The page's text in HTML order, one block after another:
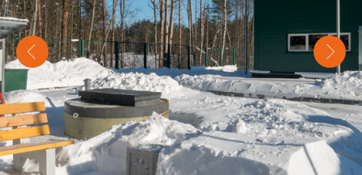
ПЕРВИЧНЫЕ ОТСТОЙНИКИ/
ОСВЕТЛИТЕЛИ)
СТАДИЯ БИОЛОГИЧЕСКОЙ ОЧИСТКИ -
ОКИСЛЕНИЕ ПРИСУТСТВУЮЩЕЙ В
УСЛОВНО ОСВЕТЛЕННОЙ ВОДЕ
ОРГАНИЧЕСКИХ ВЕЩЕСТВ,
МИКРООРГАНИЗМАМИ (АКТИВНЫЙ ИЛ)
СТАДИЯ ОБЕЗЗАРАЖИВАНИЕ
БИОЛОГИЧЕСКИ-ОЧИЩЕННЫХ
СТОЧНЫХ ВОД ОТ ПАТОГЕННЫХ